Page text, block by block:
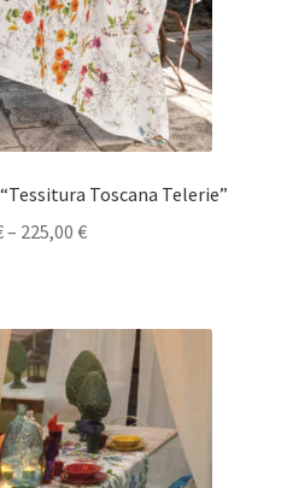
Toscana Telerie”
– 225,00 €